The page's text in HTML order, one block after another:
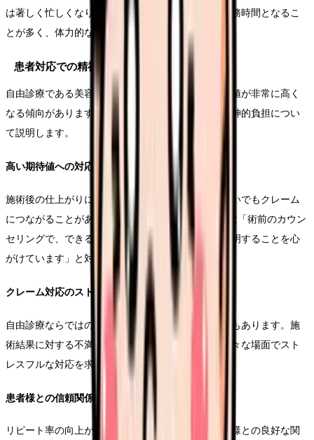
は著しく忙しくなります。この時期は通常以上の勤務時間となるこ
とが多く、体力的な負担が増大します。
患者対応での精神的負担
自由診療である美容医療では、患者様の要望や期待値が非常に高く
なる傾向があります。このことから生じる様々な精神的負担につい
て説明します。
高い期待値への対応
施術後の仕上がりに対する期待が高く、わずかな違いでもクレーム
につながることがあります。美容外科看護師Cさんは「術前のカウン
セリングで、できることとできないことを明確に説明することを心
がけています」と対応のポイントを語ります。
クレーム対応のストレス
自由診療ならではの厳しいクレームに直面することもあります。施
術結果に対する不満や、料金に関する要望など、様々な場面でスト
レスフルな対応を求められます。
患者様との信頼関係構築
リピート率の向上が求められる美容医療では、患者様との良好な関